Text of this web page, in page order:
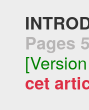
Pages
cet